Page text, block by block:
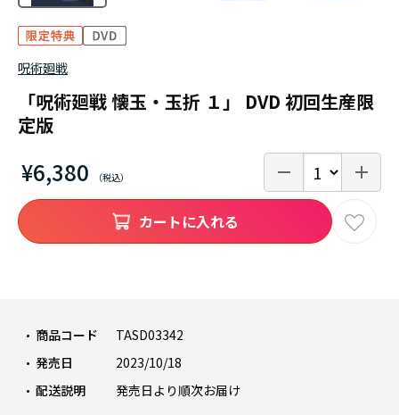
呪術廻戦
「呪術廻戦 懐玉・玉折 １」 DVD 初回生産限
定版
¥6,380
商品コード
TASD03342
発売日
2023/10/18
配送説明
発売日より順次お届け
カートに入れる